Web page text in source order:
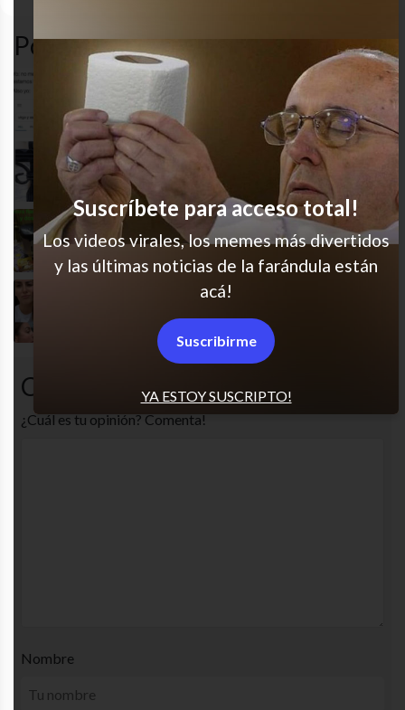
Popular en LVI
Yo siempre
Ay lo amo
Wooooooooooo
Comentarios
¿Cuál es tu opinión? Comenta!
Nombre
YA ESTOY SUSCRIPTO!
Suscríbete para acceso total!
Los videos virales, los memes más divertidos
y las últimas noticias de la farándula están
acá!
Suscribirme